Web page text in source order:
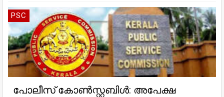
PSC
പോലീസ് കോണ്‍സ്റ്റബിള്‍: അപേക്ഷ